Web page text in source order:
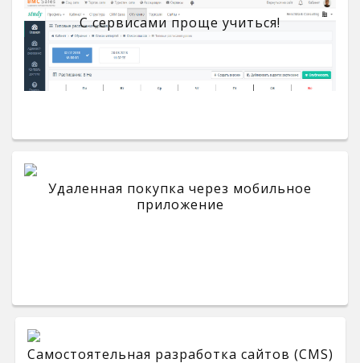
С сервисами проще учиться!
Удаленная покупка через мобильное
приложение
Самостоятельная разработка сайтов (CMS)